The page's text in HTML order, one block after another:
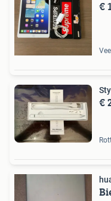
€
€